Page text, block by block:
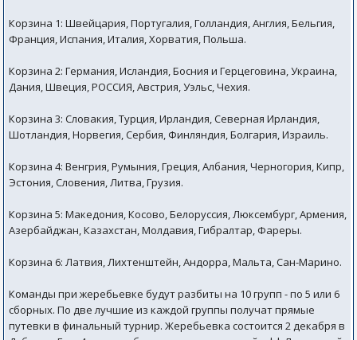
Корзина 1: Швейцария, Португалия, Голландия, Англия, Бельгия,
Франция, Испания, Италия, Хорватия, Польша.
Корзина 2: Германия, Исландия, Босния и Герцеговина, Украина,
Дания, Швеция, РОССИЯ, Австрия, Уэльс, Чехия.
Корзина 3: Словакия, Турция, Ирландия, Северная Ирландия,
Шотландия, Норвегия, Сербия, Финляндия, Болгария, Израиль.
Корзина 4: Венгрия, Румыния, Греция, Албания, Черногория, Кипр,
Эстония, Словения, Литва, Грузия.
Корзина 5: Македония, Косово, Белоруссия, Люксембург, Армения,
Азербайджан, Казахстан, Молдавия, Гибралтар, Фареры.
Корзина 6: Латвия, Лихтенштейн, Андорра, Мальта, Сан-Марино.
Команды при жеребьевке будут разбиты на 10 групп - по 5 или 6
сборных. По две лучшие из каждой группы получат прямые
путевки в финальный турнир. Жеребьевка состоится 2 декабря в